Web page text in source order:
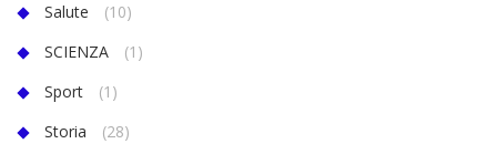
Salute
(10)
SCIENZA
(1)
Sport
(1)
Storia
(28)